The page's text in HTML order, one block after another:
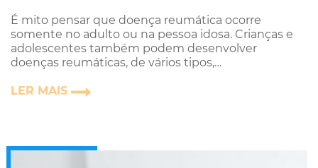
É mito pensar que doença reumática ocorre
somente no adulto ou na pessoa idosa. Crianças e
adolescentes também podem desenvolver
doenças reumáticas, de vários tipos,…
LER MAIS